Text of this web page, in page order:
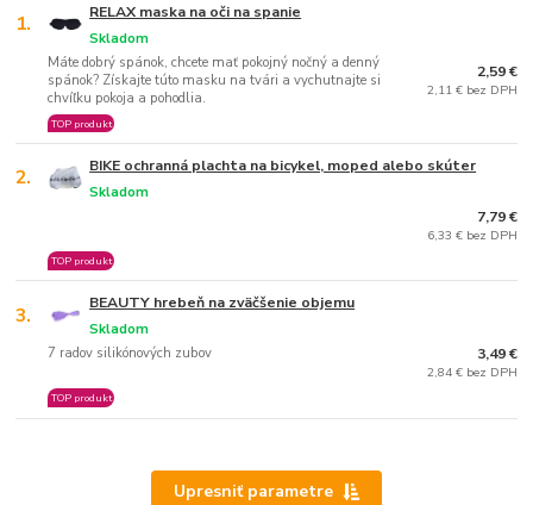
1. RELAX maska ​​na oči na spanie
Máte dobrý spánok, chcete mať pokojný nočný a denný
spánok? Získajte túto masku na tvári a vychutnajte si
chvíľku pokoja a pohodlia.
Skladom
TOP produkt
2,59 €
2,11 € bez DPH
2. BIKE ochranná plachta na bicykel, moped alebo skúter
Skladom
TOP produkt
7,79 €
6,33 € bez DPH
3. BEAUTY hrebeň na zväčšenie objemu
7 radov silikónových zubov
Skladom
TOP produkt
3,49 €
2,84 € bez DPH
Upresniť parametre